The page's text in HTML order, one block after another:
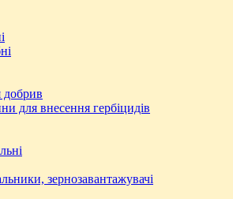
для внесення гербіцидів
зернозавантажувачі